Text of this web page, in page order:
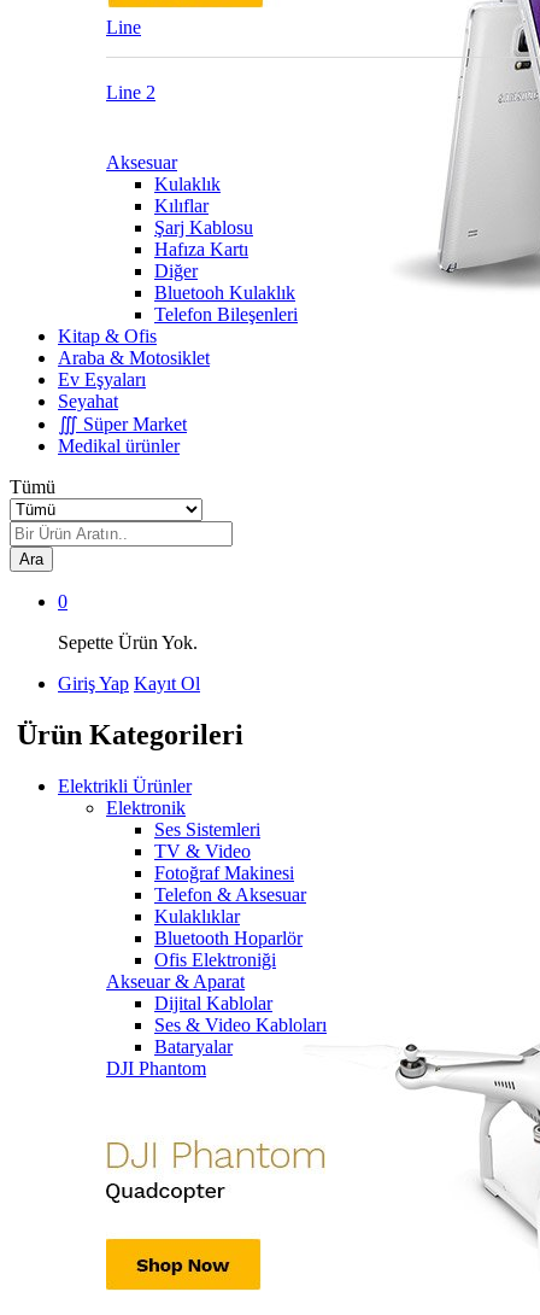
Line
Line 2
Aksesuar
Kulaklık
Kılıflar
Şarj Kablosu
Hafıza Kartı
Diğer
Bluetooh Kulaklık
Telefon Bileşenleri
Kitap & Ofis
Araba & Motosiklet
Ev Eşyaları
Seyahat
∭ Süper Market
Medikal ürünler
Tümü
Ara
0
Sepette Ürün Yok.
Giriş Yap Kayıt Ol
Ürün Kategorileri
Elektrikli Ürünler
Elektronik
Ses Sistemleri
TV & Video
Fotoğraf Makinesi
Telefon & Aksesuar
Kulaklıklar
Bluetooth Hoparlör
Ofis Elektroniği
Akseuar & Aparat
Dijital Kablolar
Ses & Video Kabloları
Bataryalar
DJI Phantom